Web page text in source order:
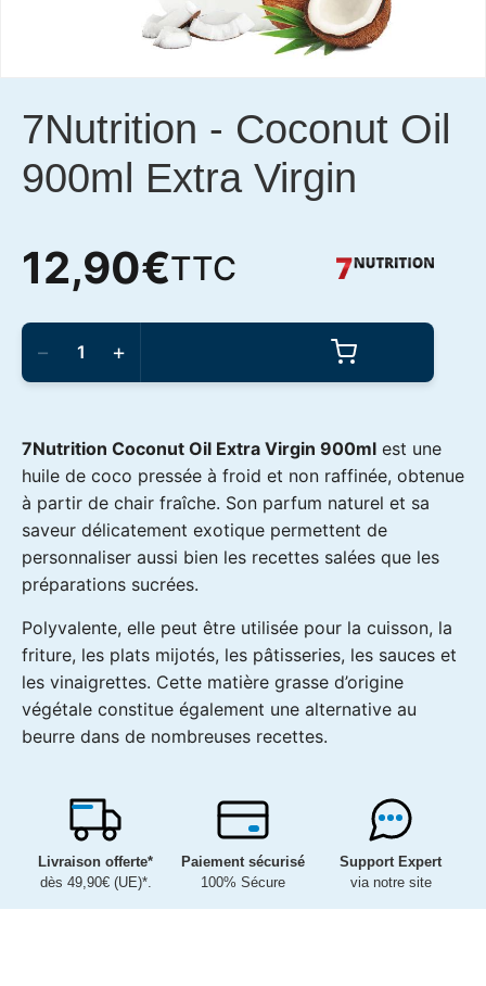
7Nutrition - Coconut Oil
900ml Extra Virgin
12,90€TTC
quantité
de
7Nutrition
-
Extra
Virgin
− +
7Nutrition Coconut Oil Extra Virgin 900ml est une
huile de coco pressée à froid et non raffinée, obtenue
à partir de chair fraîche. Son parfum naturel et sa
saveur délicatement exotique permettent de
personnaliser aussi bien les recettes salées que les
préparations sucrées.
Polyvalente, elle peut être utilisée pour la cuisson, la
friture, les plats mijotés, les pâtisseries, les sauces et
les vinaigrettes. Cette matière grasse d’origine
végétale constitue également une alternative au
beurre dans de nombreuses recettes.
Livraison offerte*
dès 49,90€ (UE)*.
Paiement sécurisé
100% Sécure
Support Expert
via notre site